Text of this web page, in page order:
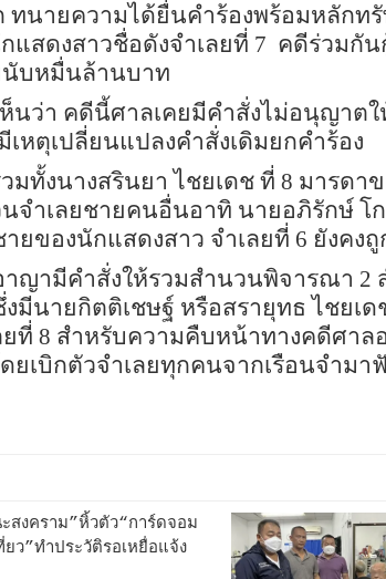
ทนายความได้ยื่นคำร้องพร้อมหลักท
แสดงสาวชื่อดังจำเลยที่ 7 คดีร่วมกั
นับหมื่นล้านบาท
นว่า คดีนี้ศาลเคยมีคำสั่งไม่อนุญาต
หตุเปลี่ยนแปลงคำสั่งเดิมยกคำร้อง
ทั้งนางสรินยา ไชยเดช ที่ 8 มารดา
เลยชายคนอื่นอาทิ นายอภิรักษ์ โก
ของนักแสดงสาว จำเลยที่ 6 ยังคงถู
ามีคำสั่งให้รวมสำนวนพิจารณา 2
มีนายกิตติเชษฐ์ หรือสรายุทธ ไชยเ
ยที่ 8 สำหรับความคืบหน้าทางคดีศ
ยเบิกตัวจำเลยทุกคนจากเรือนจำมา
สงคราม”หิ้วตัว“การ์ดจอม
ว”ทำประวัติรอเหยื่อแจ้ง